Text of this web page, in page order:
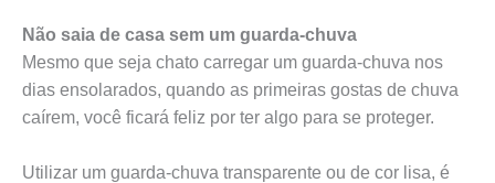
Não saia de casa sem um guarda-chuva
Mesmo que seja chato carregar um guarda-chuva nos
dias ensolarados, quando as primeiras gostas de chuva
caírem, você ficará feliz por ter algo para se proteger.
Utilizar um guarda-chuva transparente ou de cor lisa, é